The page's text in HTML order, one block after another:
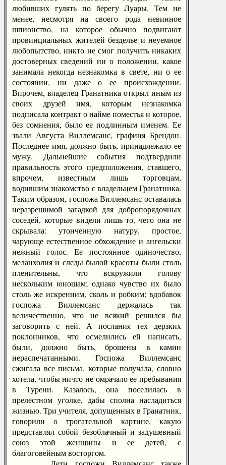
любивших гулять по берегу Луары. Тем не
менее, несмотря на своего рода невинное
шпионство, на которое обычно подвигают
провинциальных жителей безделье и неуемное
любопытство, никто не смог получить никаких
достоверных сведений ни о положении, какое
занимала некогда незнакомка в свете, ни о ее
состоянии, ни даже о ее происхождении.
Впрочем, владелец Гранатника открыл иным из
своих друзей имя, которым незнакомка
подписала контракт о найме поместья и которое,
без сомнения, было ее подлинным именем. Ее
звали Августа Виллемсанс, графиня Брендон.
Последнее имя, должно быть, принадлежало ее
мужу. Дальнейшие события подтвердили
правильность этого предположения, ставшего,
впрочем, известным лишь торговцам,
водившим знакомство с владельцем Гранатника.
Таким образом, госпожа Виллемсанс оставалась
неразрешимой загадкой для добропорядочных
соседей, которые видели лишь то, чего она не
скрывала: утонченную натуру, простое,
чарующе естественное обхождение и ангельски
нежный голос. Ее постоянное одиночество,
меланхолия и следы былой красоты были столь
пленительны, что вскружили голову
нескольким юношам; однако чувство их было
столь же искренним, сколь и робким; вдобавок
госпожа Виллемсанс держалась так
величественно, что не всякий решился бы
заговорить с ней. А послания тех дерзких
поклонников, что осмелились ей написать,
были, должно быть, брошены в камин
нераспечатанными. Госпожа Виллемсанс
сжигала все письма, которые получала, словно
хотела, чтобы ничто не омрачало ее пребывания
в Турени. Казалось, она поселилась в
прелестном уголке, дабы сполна насладиться
жизнью. Три учителя, допущенных в Гранатник,
говорили о трогательной картине, какую
представлял собой безоблачный и задушевный
союз этой женщины и ее детей, с
благоговейным восторгом.